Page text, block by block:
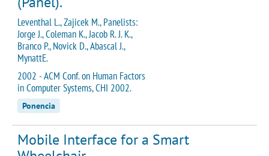
Leventhal L., Zajicek M., Panelists:
Jorge J., Coleman K., Jacob R. J. K.,
Branco P., Novick D., Abascal J.,
MynattE.
2002 - ACM Conf. on Human Factors
in Computer Systems, CHI 2002.
Ponencia
Mobile Interface for a Smart